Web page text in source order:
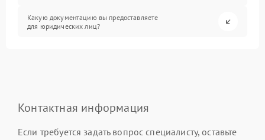
Какую документацию вы предоставляете
для юридических лиц?
Контактная информация
Если требуется задать вопрос специалисту, оставьте